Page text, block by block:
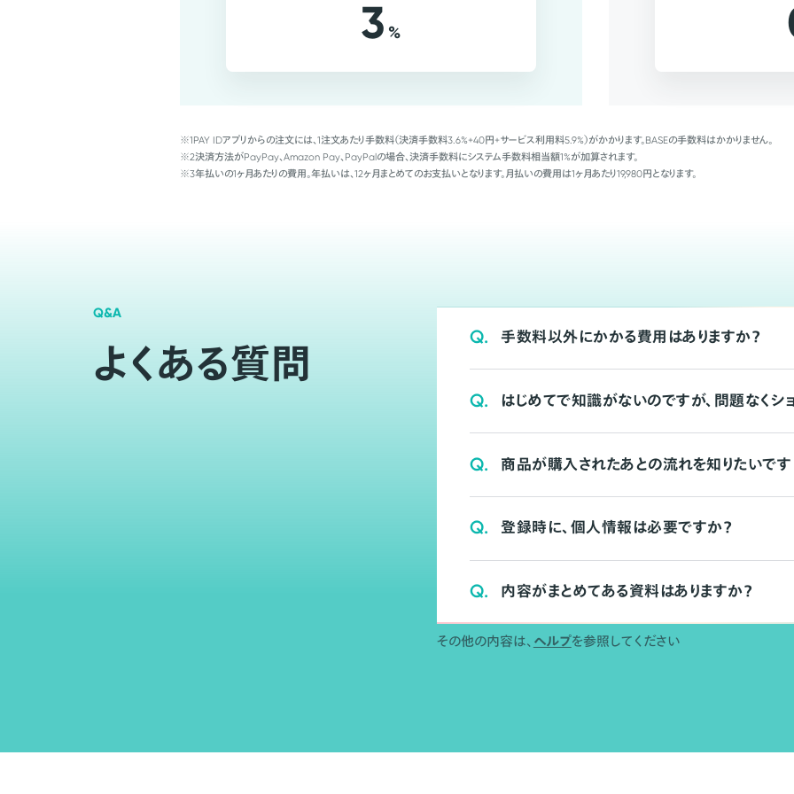
3 %
※1PAY IDアプリからの注文には、1注文あたり手数料（決済手数料3.6%+40円+サービス利用料5.9%）がかかります。BASEの手数料はかかりません。
※2決済方法がPayPay、Amazon Pay、PayPalの場合、決済手数料にシステム手数料相当額1%が加算されます。
※3年払いの1ヶ月あたりの費用。年払いは、12ヶ月まとめてのお支払いとなります。月払いの費用は1ヶ月あたり19,980円となります。
Q&A
よくある質問
Q. 手数料以外にかかる費用はありますか？
Q. はじめてで知識がないのですが、問題なくシ
Q. 商品が購入されたあとの流れを知りたいです
Q. 登録時に、個人情報は必要ですか？
Q. 内容がまとめてある資料はありますか？
その他の内容は、 ヘルプを参照してください